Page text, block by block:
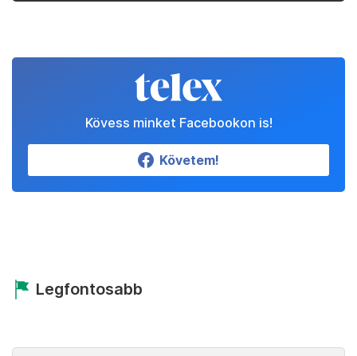
Kövess minket Facebookon is!
Követem!
Legfontosabb